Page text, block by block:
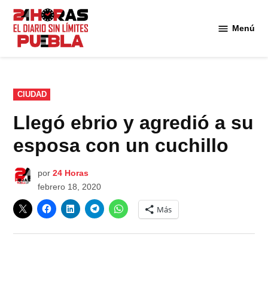
Saltar
contenido
Menú
PUBLICADO
EN
CIUDAD
Llegó ebrio y agredió a su
esposa con un cuchillo
por 24 Horas
febrero 18, 2020
Más